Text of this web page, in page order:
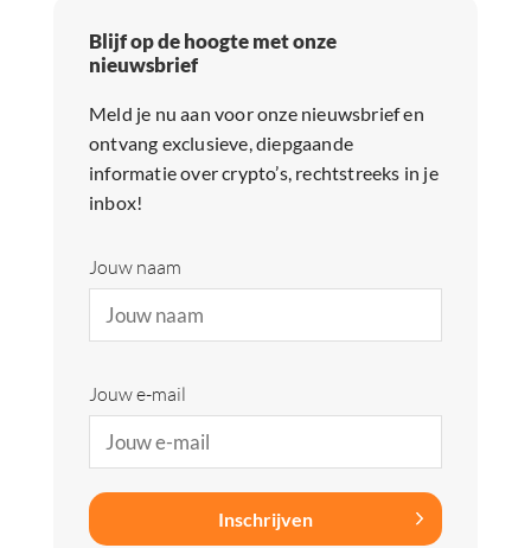
Blijf op de hoogte met onze
nieuwsbrief
Meld je nu aan voor onze nieuwsbrief en
ontvang exclusieve, diepgaande
informatie over crypto’s, rechtstreeks in je
inbox!
Jouw naam
Jouw e-mail
Inschrijven